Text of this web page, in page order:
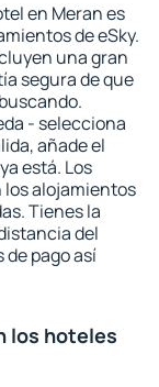
en Meran es
de eSky.
una gran
segura de que
- selecciona
añade el
está. Los
los alojamientos
Tienes la
del
pago así
los hoteles